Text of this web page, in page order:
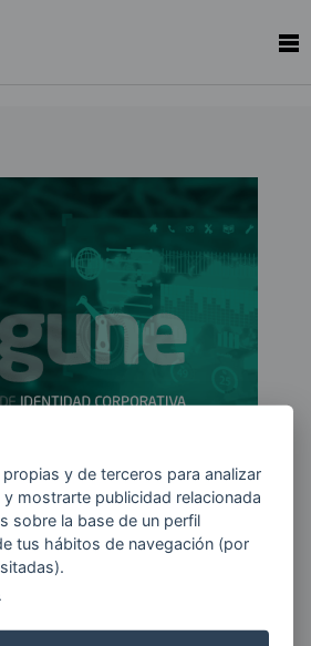
de
y de terceros para analizar
mostrarte publicidad relacionada
sobre la base de un perfil
tus hábitos de navegación (por